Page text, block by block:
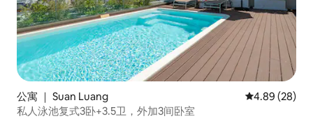
公寓 ｜ Suan Luang 平均评分 4.89
4.89 (28)
私人泳池复式3卧+3.5卫，外加3间卧室